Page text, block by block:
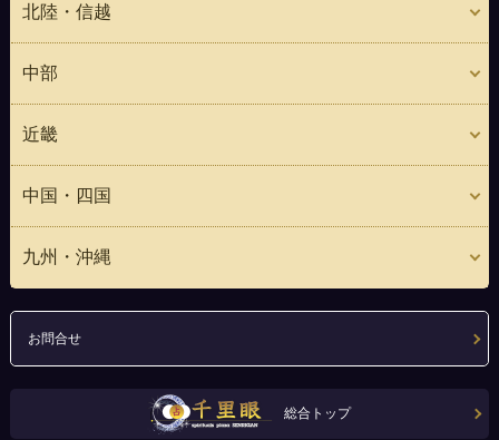
北陸・信越
中部
近畿
中国・四国
九州・沖縄
お問合せ
総合トップ